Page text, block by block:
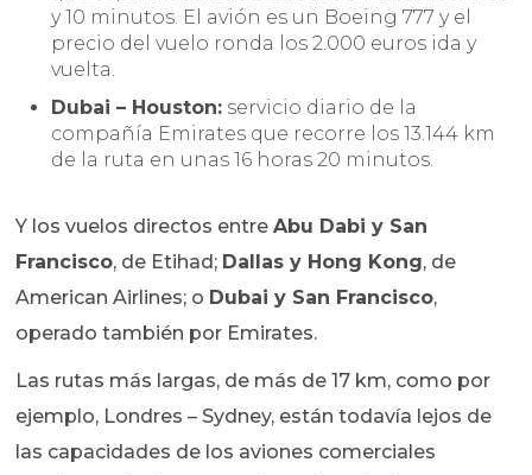
y 10 minutos. El avión es un Boeing 777 y el
precio del vuelo ronda los 2.000 euros ida y
vuelta.
Dubai – Houston: servicio diario de la
compañía Emirates que recorre los 13.144 km
de la ruta en unas 16 horas 20 minutos.
Y los vuelos directos entreAbu Dabi y San
Francisco, de Etihad; Dallas y Hong Kong, de
American Airlines; o Dubai y San Francisco,
operado también por Emirates.
Las rutas más largas, de más de 17 km, como por
ejemplo, Londres – Sydney, están todavía lejos de
las capacidades de los aviones comerciales